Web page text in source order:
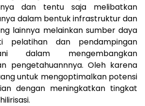
dan tentu saja melibatkan
dalam bentuk infrastruktur dan
lainnya melainkan sumber daya
pelatihan dan pendampingan
dalam mengembangkan
pengetahuannnya. Oleh karena
untuk mengoptimalkan potensi
dengan meningkatkan tingkat